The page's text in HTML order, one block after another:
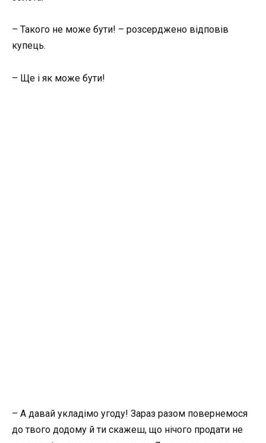
– Такого не може бути! – розсерджено відповів
купець.
– Ще і як може бути!
– А давай укладімо угоду! Зараз разом повернемося
до твого додому й ти скажеш, що нічого продати не